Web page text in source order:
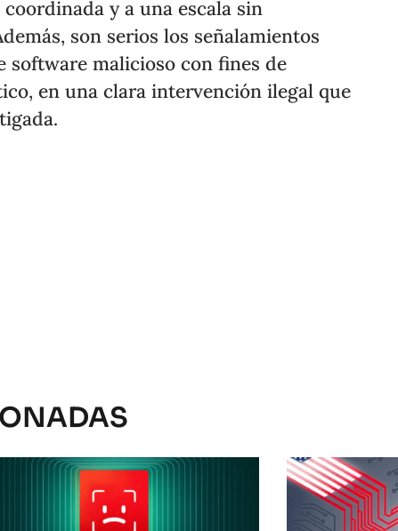
y a una escala sin
son serios los señalamientos
software malicioso con fines de
en una clara intervención ilegal que